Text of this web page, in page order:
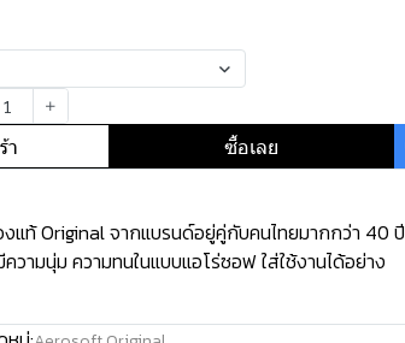
า ซื้อเลย
งแท้ Original จากแบรนด์อยู่คู่กับคนไทยมากกว่า 40 ปี
ามนุ่ม ความทนในแบบแอโร่ซอฟ ใส่ใช้งานได้อย่าง